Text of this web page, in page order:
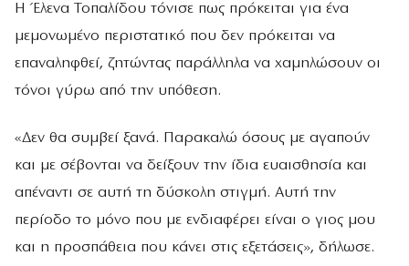
Η Έλενα Τοπαλίδου τόνισε πως πρόκειται για ένα
μεμονωμένο περιστατικό που δεν πρόκειται να
επαναληφθεί, ζητώντας παράλληλα να χαμηλώσουν οι
τόνοι γύρω από την υπόθεση.
«Δεν θα συμβεί ξανά. Παρακαλώ όσους με αγαπούν
και με σέβονται να δείξουν την ίδια ευαισθησία και
απέναντι σε αυτή τη δύσκολη στιγμή. Αυτή την
περίοδο το μόνο που με ενδιαφέρει είναι ο γιος μου
και η προσπάθεια που κάνει στις εξετάσεις», δήλωσε.